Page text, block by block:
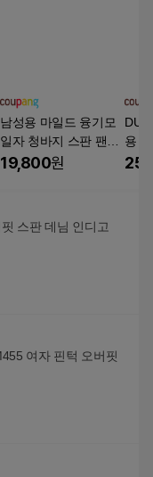
남성용 마일드 융기모
일자 청바지 스판 팬츠
빅사이즈
19,800원
용
0
스판 데님 인디고
여자 핀턱 오버핏